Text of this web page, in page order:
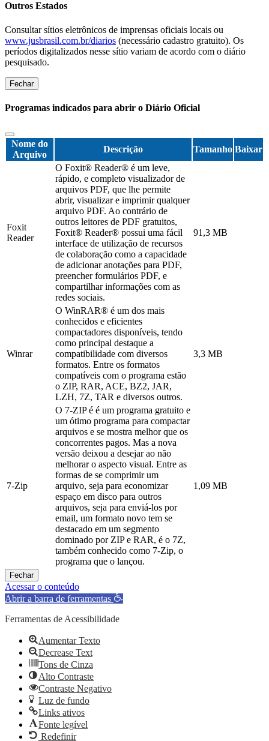
Outros Estados
Consultar sítios eletrônicos de imprensas oficiais locais ou
www.jusbrasil.com.br/diarios (necessário cadastro gratuito). Os
períodos digitalizados nesse sítio variam de acordo com o diário
pesquisado.
Fechar
Programas indicados para abrir o Diário Oficial
Nome do
Arquivo
Descrição Tamanho Baixar
Foxit
Reader
O Foxit® Reader® é um leve,
rápido, e completo visualizador de
arquivos PDF, que lhe permite
abrir, visualizar e imprimir qualquer
arquivo PDF. Ao contrário de
outros leitores de PDF gratuitos,
Foxit® Reader® possui uma fácil
interface de utilização de recursos
de colaboração como a capacidade
de adicionar anotações para PDF,
preencher formulários PDF, e
compartilhar informações com as
redes sociais.
91,3 MB
Winrar
O WinRAR® é um dos mais
conhecidos e eficientes
compactadores disponíveis, tendo
como principal destaque a
compatibilidade com diversos
formatos. Entre os formatos
compatíveis com o programa estão
o ZIP, RAR, ACE, BZ2, JAR,
LZH, 7Z, TAR e diversos outros.
3,3 MB
7-Zip
O 7-ZIP é é um programa gratuito e
um ótimo programa para compactar
arquivos e se mostra melhor que os
concorrentes pagos. Mas a nova
versão deixou a desejar ao não
melhorar o aspecto visual. Entre as
formas de se comprimir um
arquivo, seja para economizar
espaço em disco para outros
arquivos, seja para enviá-los por
email, um formato novo tem se
destacado em um segmento
dominado por ZIP e RAR, é o 7Z,
também conhecido como 7-Zip, o
programa que o lançou.
1,09 MB
Fechar
Acessar o conteúdo
Abrir a barra de ferramentas
Ferramentas de Acessibilidade
Aumentar Texto
Decrease Text
Tons de Cinza
Alto Contraste
Contraste Negativo
Luz de fundo
Links ativos
Fonte legível
Redefinir